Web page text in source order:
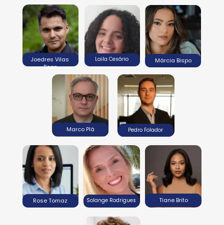
Joedres Vilas
Boas
Laila Cesário
Tiane Brito
Márcia Bispo
Solange Rodrigues
Pedro Folador
Marco Plá
Rose Tomaz